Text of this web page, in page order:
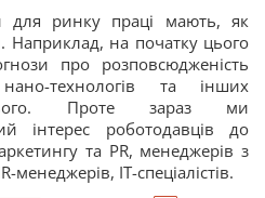
для ринку праці мають, як
Наприклад, на початку цього
про розповсюдженість
технологів та інших
Проте зараз ми
інтерес роботодавців до
та PR, менеджерів з
менеджерів, ІТ-спеціалістів.